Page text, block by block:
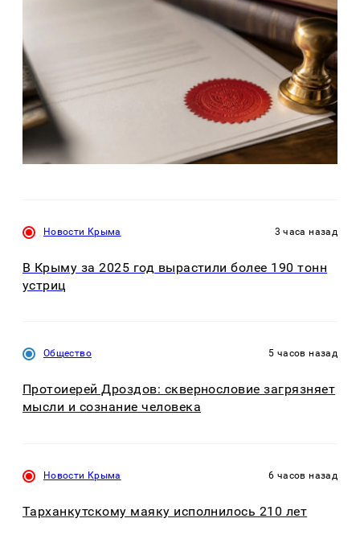
Новости Крыма 3 часа назад
В Крыму за 2025 год вырастили более 190 тонн
устриц
Общество 5 часов назад
Протоиерей Дроздов: сквернословие загрязняет
мысли и сознание человека
Новости Крыма 6 часов назад
Тарханкутскому маяку исполнилось 210 лет